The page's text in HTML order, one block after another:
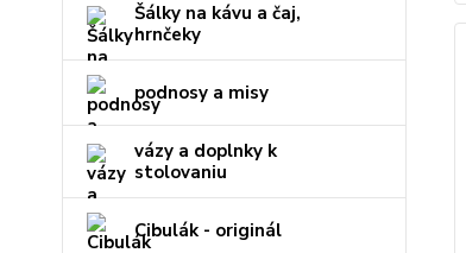
Šálky na kávu a čaj,
hrnčeky
podnosy a misy
vázy a doplnky k
stolovaniu
Cibulák - originál